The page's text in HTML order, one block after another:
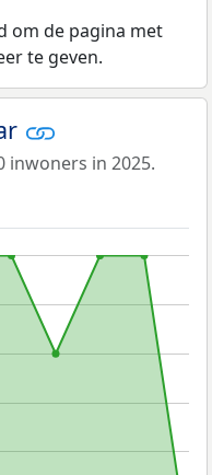
om de pagina met
te geven.
inwoners in 2025.